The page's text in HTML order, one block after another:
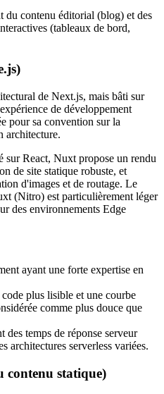
du contenu éditorial (blog) et des
(tableaux de bord,
de Next.js, mais bâti sur
de développement
pour sa convention sur la
architecture.
sur React, Nuxt propose un rendu
de site statique robuste, et
d'images et de routage. Le
(Nitro) est particulièrement léger
des environnements Edge
ayant une forte expertise en
plus lisible et une courbe
comme plus douce que
des temps de réponse serveur
architectures serverless variées.
statique)